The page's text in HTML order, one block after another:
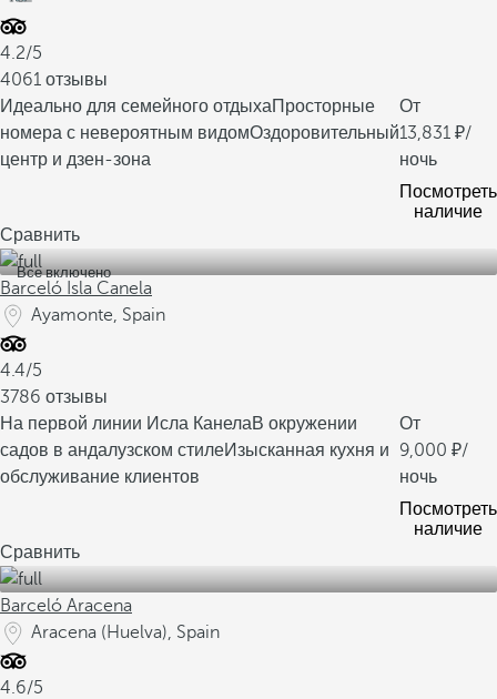
4.2/5
4061 отзывы
Идеально для семейного отдыхаПросторные
номера с невероятным видомОздоровительный
центр и дзен-зона
От
13,831
/
ночь
Посмотреть
наличие
Сравнить
Все включено
Barceló Isla Canela
Ayamonte, Spain
4.4/5
3786 отзывы
На первой линии Исла КанелаВ окружении
садов в андалузском стилеИзысканная кухня и
обслуживание клиентов
От
9,000
/
ночь
Посмотреть
наличие
Сравнить
Barceló Aracena
Aracena (Huelva), Spain
4.6/5